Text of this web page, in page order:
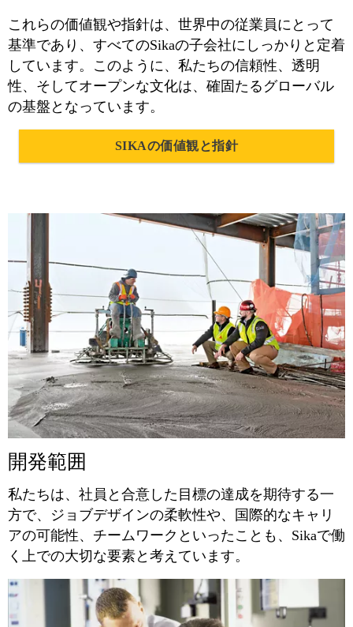
これらの価値観や指針は、世界中の従業員にとって
基準であり、すべてのSikaの子会社にしっかりと定着
しています。このように、私たちの信頼性、透明
性、そしてオープンな文化は、確固たるグローバル
の基盤となっています。
SIKAの価値観と指針
開発範囲
私たちは、社員と合意した目標の達成を期待する一
方で、ジョブデザインの柔軟性や、国際的なキャリ
アの可能性、チームワークといったことも、Sikaで働
く上での大切な要素と考えています。